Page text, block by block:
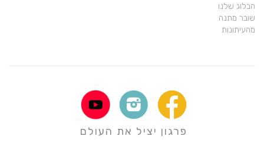
הבלוג שלנו
שובר מתנה
מהעיתונות
פרגון יציל את העולם